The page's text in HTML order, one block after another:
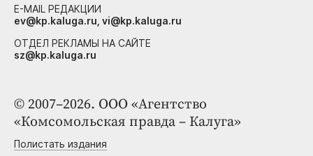
© 2007–2026. ООО «Агентство
«Комсомольская правда – Калуга»
Полистать издания
E-MAIL РЕДАКЦИИ
ev@kp.kaluga.ru, vi@kp.kaluga.ru
ОТДЕЛ РЕКЛАМЫ НА САЙТЕ
sz@kp.kaluga.ru